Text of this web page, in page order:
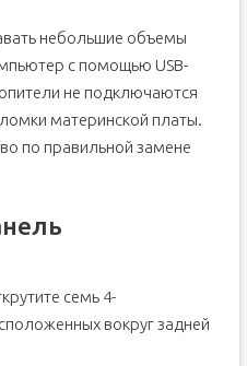
небольшие объемы
с помощью USB-
не подключаются
материнской платы.
по правильной замене
семь 4-
вокруг задней